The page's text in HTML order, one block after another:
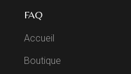
FAQ
Accueil
Boutique